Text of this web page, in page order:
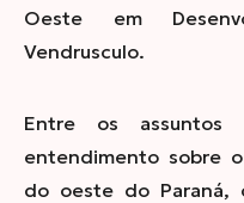
Oeste em
Vendrusculo.
Entre os assuntos
entendimento sobre
do oeste do Paraná,